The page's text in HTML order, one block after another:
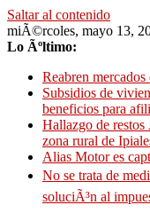
Saltar al contenido
miÃ©rcoles, mayo 13,
Lo Ãºltimo:
Reabren
Subsidios de
beneficios para
Hallazgo de restos
zona rural de
Alias Motor es
No se trata de
soluciÃ³n al